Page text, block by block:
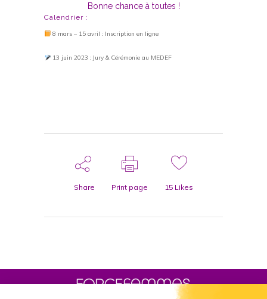
Bonne chance à toutes !
Calendrier :
8 mars – 15 avril : Inscription en ligne
13 juin 2023 : Jury & Cérémonie au MEDEF
Share Print page 15 Likes